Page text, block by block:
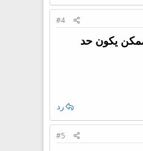
#4
يكون حد
رد
#5